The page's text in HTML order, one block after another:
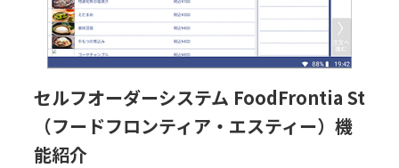
セルフオーダーシステム FoodFrontia St
（フードフロンティア・エスティー）機
能紹介